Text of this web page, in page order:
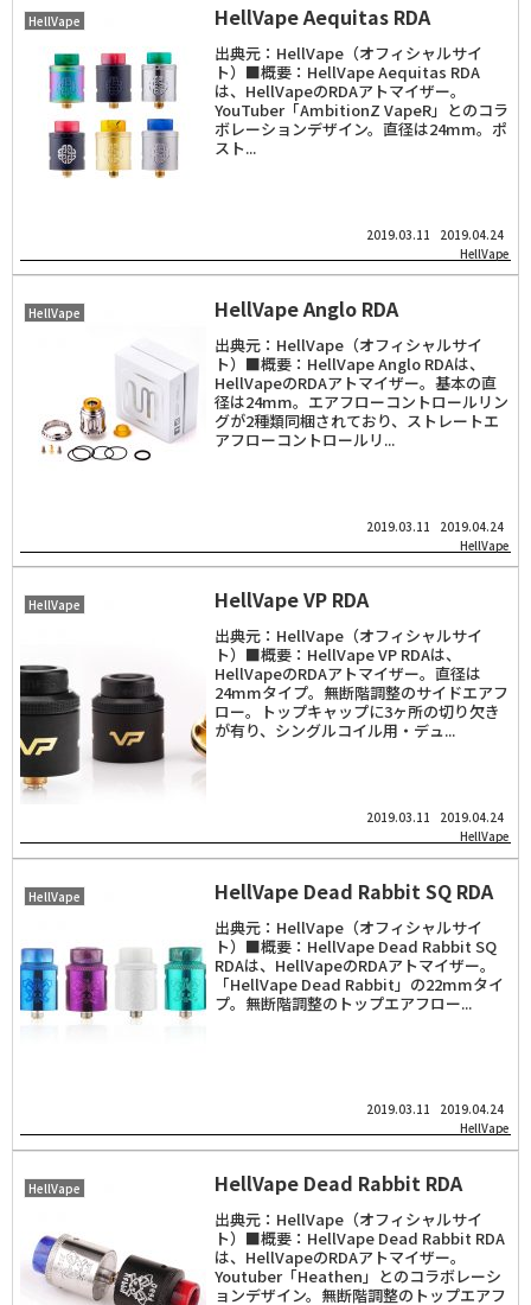
HellVape HellVape Aequitas RDA
出典元：HellVape（オフィシャルサイ
ト）■概要：HellVape Aequitas RDA
は、HellVapeのRDAアトマイザー。
YouTuber「AmbitionZ VapeR」とのコラ
ボレーションデザイン。直径は24mm。ポ
スト...
2019.03.11
2019.04.24
HellVape
HellVape HellVape Anglo RDA
出典元：HellVape（オフィシャルサイ
ト）■概要：HellVape Anglo RDAは、
HellVapeのRDAアトマイザー。基本の直
径は24mm。エアフローコントロールリン
グが2種類同梱されており、ストレートエ
アフローコントロールリ...
2019.03.11
2019.04.24
HellVape
HellVape HellVape VP RDA
出典元：HellVape（オフィシャルサイ
ト）■概要：HellVape VP RDAは、
HellVapeのRDAアトマイザー。直径は
24mmタイプ。無断階調整のサイドエアフ
ロー。トップキャップに3ヶ所の切り欠き
が有り、シングルコイル用・デュ...
2019.03.11
2019.04.24
HellVape
HellVape HellVape Dead Rabbit SQ RDA
出典元：HellVape（オフィシャルサイ
ト）■概要：HellVape Dead Rabbit SQ
RDAは、HellVapeのRDAアトマイザー。
「HellVape Dead Rabbit」の22mmタイ
プ。無断階調整のトップエアフロー...
2019.03.11
2019.04.24
HellVape
HellVape HellVape Dead Rabbit RDA
出典元：HellVape（オフィシャルサイ
ト）■概要：HellVape Dead Rabbit RDA
は、HellVapeのRDAアトマイザー。
Youtuber「Heathen」とのコラボレーシ
ョンデザイン。無断階調整のトップエアフ